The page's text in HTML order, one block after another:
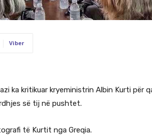
Viber
ka kritikuar kryeministrin Albin Kurti për
së tij në pushtet.
të Kurtit nga Greqia.